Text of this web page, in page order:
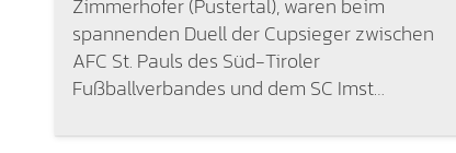
spannenden Duell der Cupsieger zwischen
AFC St. Pauls des Süd-Tiroler
Fußballverbandes und dem SC Imst…